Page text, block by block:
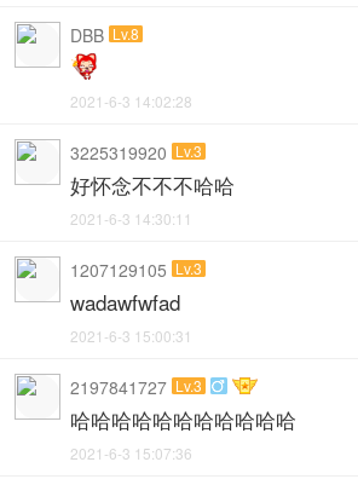
DBB Lv.8
2021-6-3 14:02:28
3225319920 Lv.3
好怀念不不不哈哈
2021-6-3 14:30:11
1207129105 Lv.3
wadawfwfad
2021-6-3 15:00:31
2197841727 Lv.3 
哈哈哈哈哈哈哈哈哈哈哈
2021-6-3 15:07:36